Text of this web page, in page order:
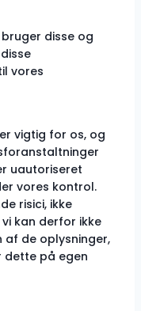
disse og
vores
vigtig for os, og
uautoriseret
vores kontrol.
risici, ikke
kan derfor ikke
af de oplysninger,
dette på egen